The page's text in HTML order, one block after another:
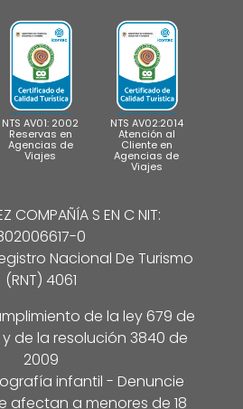
NTS AV01: 2002
Reservas en
Agencias de
Viajes
NTS AV02:2014
Atención al
Cliente en
Agencias de
Viajes
COMPAÑÍA S EN C NIT:
0
Nacional De Turismo
(RNT) 4061
de la ley 679 de
y de la resolución 3840 de
2009
infantil - Denuncie
afectan a menores de 18